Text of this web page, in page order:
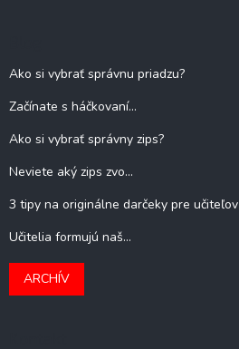
Ako si vybrať správnu priadzu?
Začínate s háčkovaní...
Ako si vybrať správny zips?
Neviete aký zips zvo...
3 tipy na originálne darčeky pre učiteľov
Učitelia formujú naš...
ARCHÍV